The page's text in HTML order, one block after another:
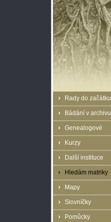
Rady do začátku
Bádání v archivu
Genealogové
Kurzy
Další instituce
Hledám matriky
Mapy
Slovníčky
Pomůcky